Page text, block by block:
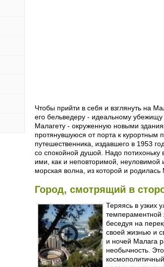
Чтобы прийти в себя и взглянуть на
его бельведеру - идеальному убежищу
Малагету - окруженную новыми
протянувшуюся от порта к
путешественника, издавшего в 1953
со спокойной душой. Надо потихоньку
ими, как и неповторимой, неуловимой
морская волна, из которой и родилась
Город, смотрящий в
Теряясь в узких
темпераментной
беседуя на
своей жизнью и
и ночей Малага
необычность.